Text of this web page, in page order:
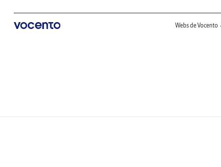
Webs de Vocento